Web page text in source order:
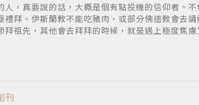
人，真要說的話，大概是個有點投機的信仰者。不
禮拜、伊斯蘭教不能吃豬肉，或部分佛道教會去誦
拜祖先，其他會去拜拜的時候，就是遇上極度焦慮
刊